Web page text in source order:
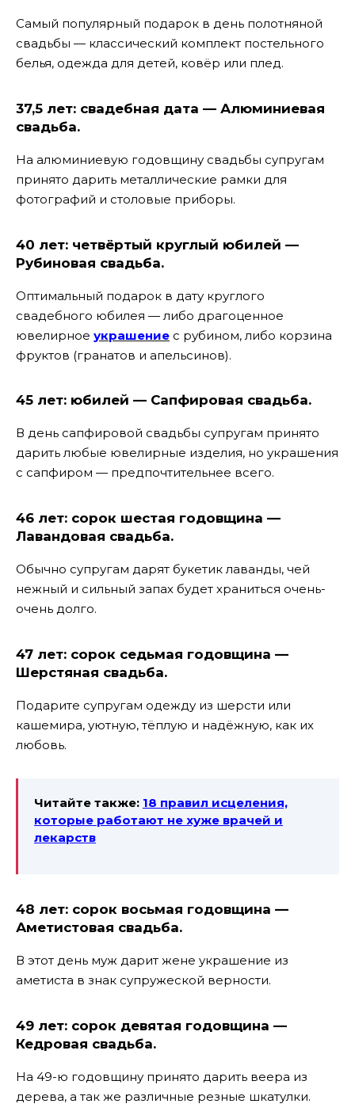
Самый популярный подарок в день полотняной
свадьбы — классический комплект постельного
белья, одежда для детей, ковёр или плед.
37,5 лет: свадебная дата — Алюминиевая
свадьба.
На алюминиевую годовщину свадьбы супругам
принято дарить металлические рамки для
фотографий и столовые приборы.
40 лет: четвёртый круглый юбилей —
Рубиновая свадьба.
Оптимальный подарок в дату круглого
свадебного юбилея — либо драгоценное
ювелирное украшение с рубином, либо корзина
фруктов (гранатов и апельсинов).
45 лет: юбилей — Сапфировая свадьба.
В день сапфировой свадьбы супругам принято
дарить любые ювелирные изделия, но украшения
с сапфиром — предпочтительнее всего.
46 лет: сорок шестая годовщина —
Лавандовая свадьба.
Обычно супругам дарят букетик лаванды, чей
нежный и сильный запах будет храниться очень-
очень долго.
47 лет: сорок седьмая годовщина —
Шерстяная свадьба.
Подарите супругам одежду из шерсти или
кашемира, уютную, тёплую и надёжную, как их
любовь.
Читайте также: 18 правил исцеления,
которые работают не хуже врачей и
лекарств
48 лет: сорок восьмая годовщина —
Аметистовая свадьба.
В этот день муж дарит жене украшение из
аметиста в знак супружеской верности.
49 лет: сорок девятая годовщина —
Кедровая свадьба.
На 49-ю годовщину принято дарить веера из
дерева, а так же различные резные шкатулки.